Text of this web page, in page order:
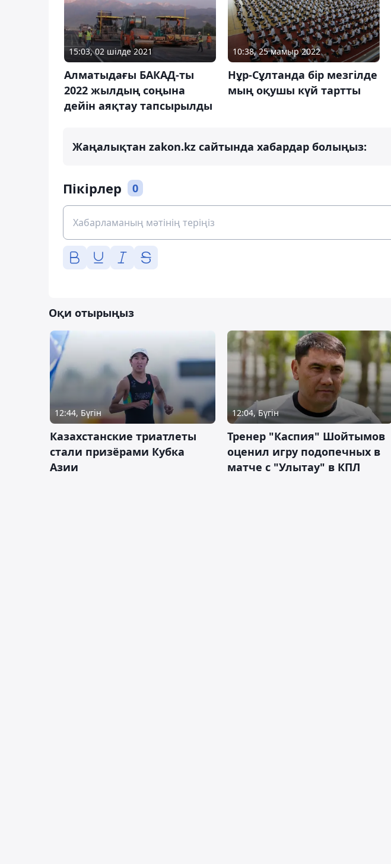
15:03, 02 шілде 2021
Алматыдағы БАКАД-ты
2022 жылдың соңына
дейін аяқтау тапсырылды
10:38, 25 мамыр 2022
Нұр-Сұлтанда бір мезгілде
мың оқушы күй тартты
Жаңалықтан zakon.kz сайтында хабардар болыңыз:
Пікірлер 0
Оқи отырыңыз
12:44, Бүгін
Казахстанские триатлеты
стали призёрами Кубка
Азии
12:04, Бүгін
Тренер "Каспия" Шойтымов
оценил игру подопечных в
матче с "Улытау" в КПЛ